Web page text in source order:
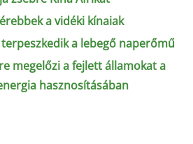
a vidéki kínaiak
a lebegő naperőmű
megelőzi a fejlett államokat a
hasznosításában